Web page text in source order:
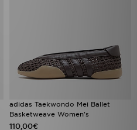
adidas Taekwondo Mei Ballet
Basketweave Women's
110,00€